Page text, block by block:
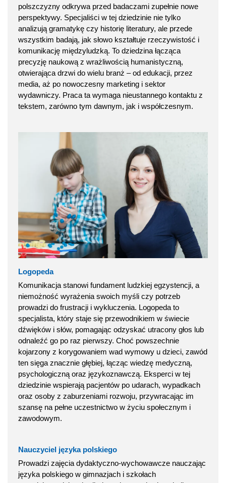
polszczyzny odkrywa przed badaczami zupełnie nowe
perspektywy. Specjaliści w tej dziedzinie nie tylko
analizują gramatykę czy historię literatury, ale przede
wszystkim badają, jak słowo kształtuje rzeczywistość i
komunikację międzyludzką. To dziedzina łącząca
precyzję naukową z wrażliwością humanistyczną,
otwierająca drzwi do wielu branż – od edukacji, przez
media, aż po nowoczesny marketing i sektor
wydawniczy. Praca ta wymaga nieustannego kontaktu z
tekstem, zarówno tym dawnym, jak i współczesnym.
Logopeda
Komunikacja stanowi fundament ludzkiej egzystencji, a
niemożność wyrażenia swoich myśli czy potrzeb
prowadzi do frustracji i wykluczenia. Logopeda to
specjalista, który staje się przewodnikiem w świecie
dźwięków i słów, pomagając odzyskać utracony głos lub
odnaleźć go po raz pierwszy. Choć powszechnie
kojarzony z korygowaniem wad wymowy u dzieci, zawód
ten sięga znacznie głębiej, łącząc wiedzę medyczną,
psychologiczną oraz językoznawczą. Eksperci w tej
dziedzinie wspierają pacjentów po udarach, wypadkach
oraz osoby z zaburzeniami rozwoju, przywracając im
szansę na pełne uczestnictwo w życiu społecznym i
zawodowym.
Nauczyciel języka polskiego
Prowadzi zajęcia dydaktyczno-wychowawcze nauczając
języka polskiego w gimnazjach i szkołach